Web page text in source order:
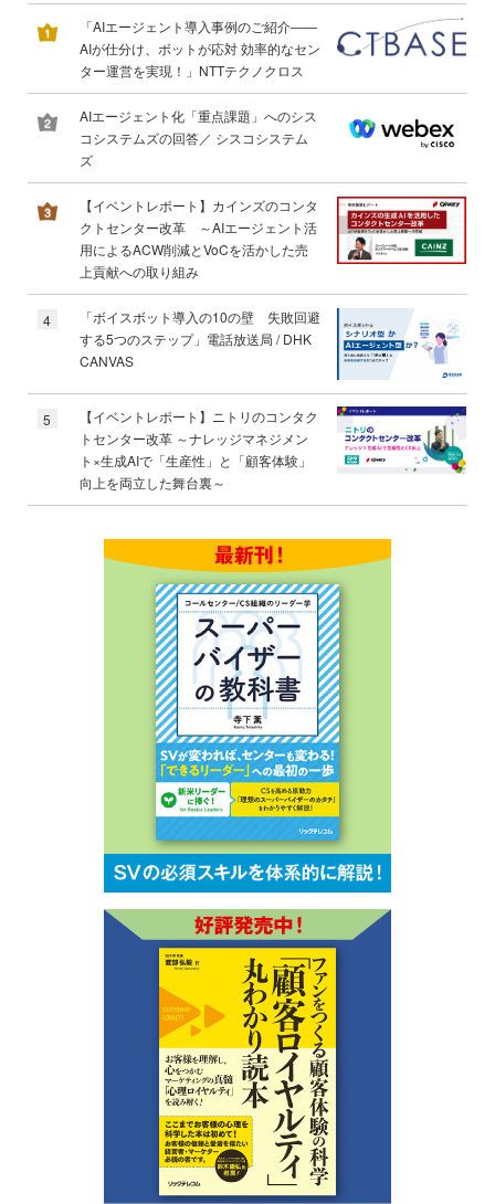
「AIエージェント導入事例のご紹介――
AIが仕分け、ボットが応対 効率的なセン
ター運営を実現！」NTTテクノクロス
AIエージェント化「重点課題」へのシス
コシステムズの回答／ シスコシステム
ズ
【イベントレポート】カインズのコンタ
クトセンター改革 ～AIエージェント活
用によるACW削減とVoCを活かした売
上貢献への取り組み
4
「ボイスボット導入の10の壁 失敗回避
する5つのステップ」電話放送局 / DHK
CANVAS
5
【イベントレポート】ニトリのコンタク
トセンター改革 ～ナレッジマネジメン
ト×生成AIで「生産性」と「顧客体験」
向上を両立した舞台裏～